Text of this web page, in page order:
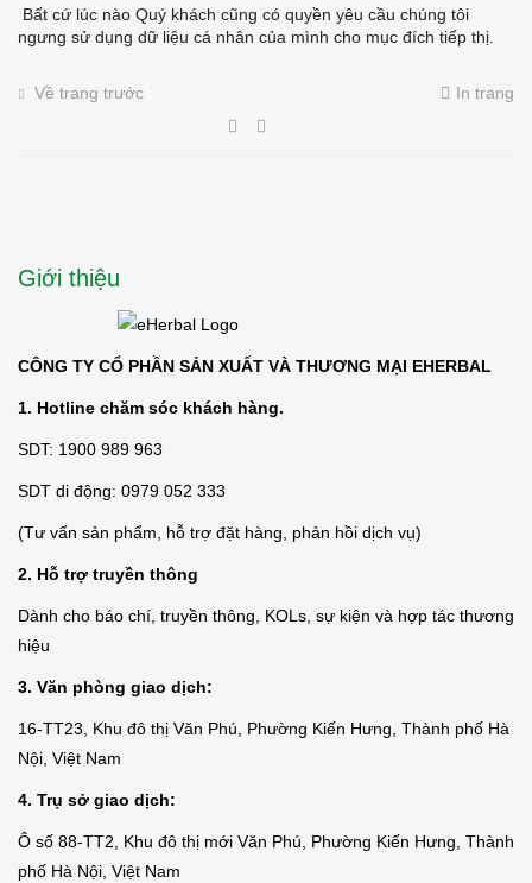
Bất cứ lúc nào Quý khách cũng có quyền yêu cầu chúng tôi
ngưng sử dụng dữ liệu cá nhân của mình cho mục đích tiếp thị.
Về trang trước In trang
Giới thiệu
CÔNG TY CỔ PHẦN SẢN XUẤT VÀ THƯƠNG MẠI EHERBAL
1. Hotline chăm sóc khách hàng.
SDT: 1900 989 963
SDT di động: 0979 052 333
(Tư vấn sản phẩm, hỗ trợ đặt hàng, phản hồi dịch vụ)
2. Hỗ trợ truyền thông
Dành cho báo chí, truyền thông, KOLs, sự kiện và hợp tác thương
hiệu
3. Văn phòng giao dịch:
16-TT23, Khu đô thị Văn Phú, Phường Kiến Hưng, Thành phố Hà
Nội, Việt Nam
4. Trụ sở giao dịch:
Ô số 88-TT2, Khu đô thị mới Văn Phú, Phường Kiến Hưng, Thành
phố Hà Nội, Việt Nam